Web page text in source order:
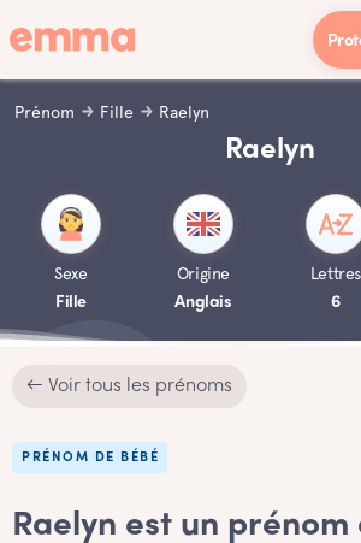
Prénom Fille Raelyn
Raelyn
Sexe
Fille
Origine
Anglais
Lettres
6
← Voir tous les prénoms
PRÉNOM DE BÉBÉ
Raelyn est un prénom